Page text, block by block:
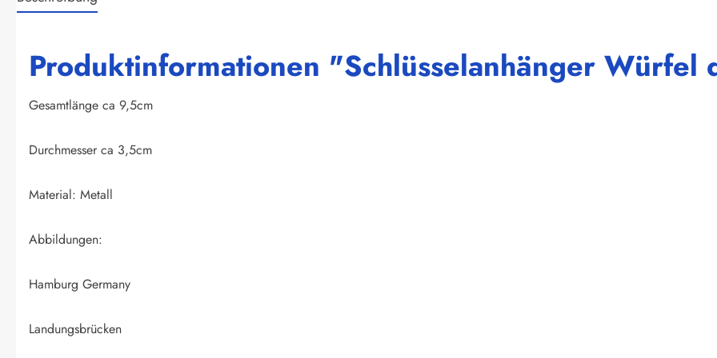
Produktinformationen "Schlüsselanhänger Würfel
Gesamtlänge ca 9,5cm
Durchmesser ca 3,5cm
Material: Metall
Abbildungen:
Hamburg Germany
Landungsbrücken